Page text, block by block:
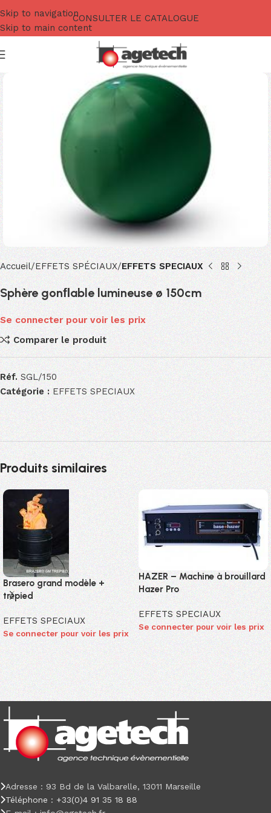
Skip to navigation
Skip to main content
CONSULTER LE CATALOGUE
Accueil EFFETS SPÉCIAUX EFFETS SPECIAUX
Sphère gonﬂable lumineuse ø 150cm
Se connecter pour voir les prix
Comparer le produit
Réf.SGL/150
Catégorie : EFFETS SPECIAUX
Produits similaires
Brasero grand modèle +
trépied
EFFETS SPECIAUX
Se connecter pour voir les prix
HAZER – Machine à brouillard
Hazer Pro
EFFETS SPECIAUX
Se connecter pour voir les prix
Adresse : 93 Bd de la Valbarelle, 13011 Marseille
Téléphone : +33(0)4 91 35 18 88